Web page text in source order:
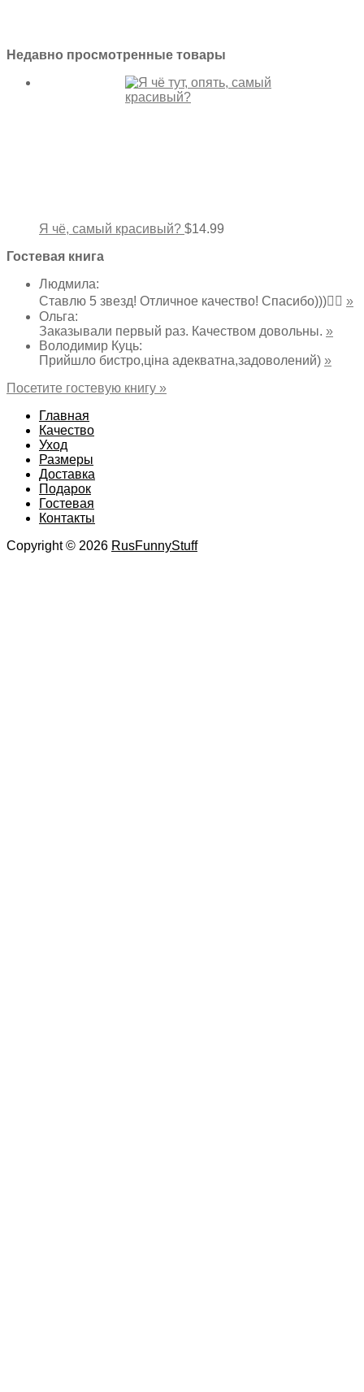
Недавно просмотренные товары
Я чё, самый красивый? $14.99
Гостевая книга
Людмила:
Ставлю 5 звезд! Отличное качество! Спасибо)))👌🏻 »
Ольга:
Заказывали первый раз. Качеством довольны. »
Володимир Куць:
Прийшло бистро,ціна адекватна,задоволений) »
Посетите гостевую книгу »
Главная
Качество
Уход
Размеры
Доставка
Подарок
Гостевая
Контакты
Copyright © 2026 RusFunnyStuff